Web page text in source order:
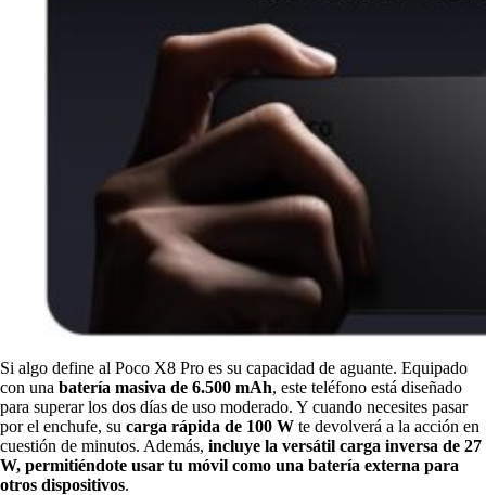
Si algo define al Poco X8 Pro es su capacidad de aguante. Equipado
con una batería masiva de 6.500 mAh, este teléfono está diseñado
para superar los dos días de uso moderado. Y cuando necesites pasar
por el enchufe, su carga rápida de 100 W te devolverá a la acción en
cuestión de minutos. Además, incluye la versátil carga inversa de 27
W, permitiéndote usar tu móvil como una batería externa para
otros dispositivos.